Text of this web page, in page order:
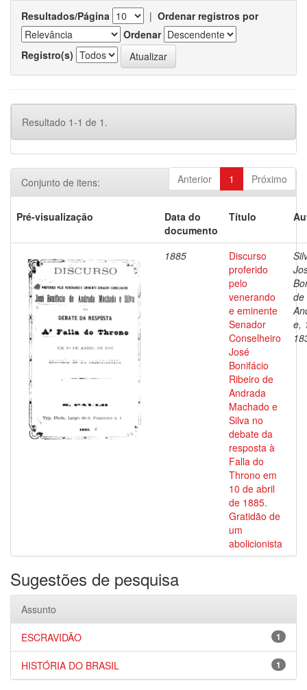
Resultados/Página | Ordenar registros por
Ordenar
Registro(s)
Resultado 1-1 de 1.
Anterior 1 Próximo
Conjunto de itens:
Pré-visualização
Data do
documento
Título
1885
Discurso
proferido
pelo
venerando
e eminente
Senador
Conselheiro
José
Bonifácio
Ribeiro de
Andrada
Machado e
Silva no
debate da
resposta à
Falla do
Throno em
10 de abril
de 1885.
Gratidão de
um
abolicionista
de
e,
Sugestões de pesquisa
Assunto
1
ESCRAVIDÃO
1
HISTÓRIA DO BRASIL